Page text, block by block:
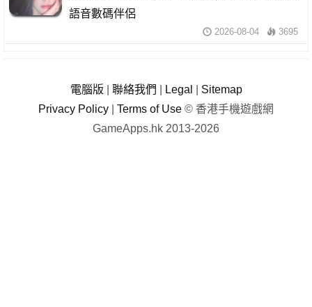
語音數碼伴侶
2026-08-04 3695
電腦版 聯絡我們 Legal
Sitemap
Privacy Policy
Terms of Use © 香港手機遊戲網
GameApps.hk 2013-2026